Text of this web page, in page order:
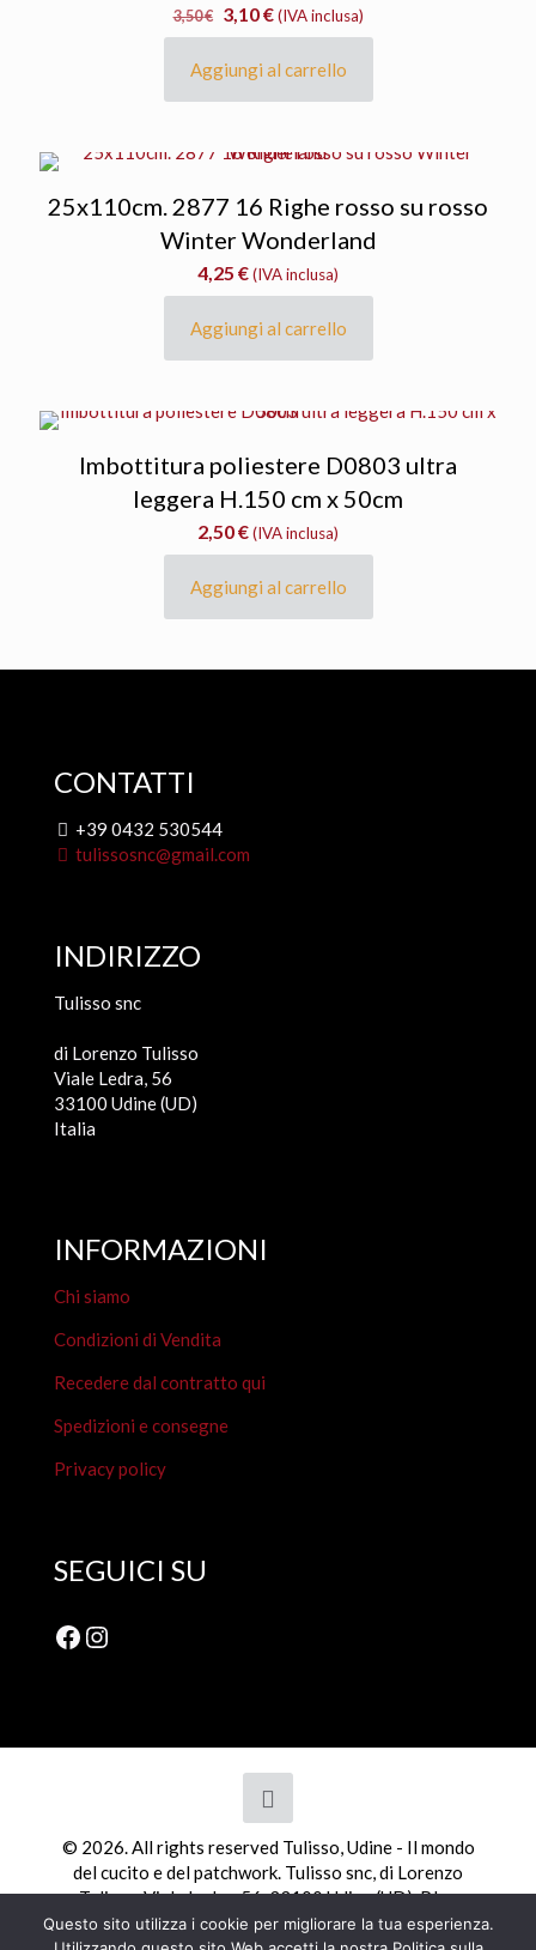
3,50€ Il
prezzo
originale
era:
3,10€Il
prezzo
attuale
(IVA inclusa)
Aggiungi al carrello
25x110cm. 2877 16 Righe rosso su rosso
Winter Wonderland
4,25 €(IVA inclusa)
Aggiungi al carrello
Imbottitura poliestere D0803 ultra
leggera H.150 cm x 50cm
2,50€(IVA inclusa)
Aggiungi al carrello
CONTATTI
+39 0432 530544
tulissosnc@gmail.com
INDIRIZZO
Tulisso snc
di Lorenzo Tulisso
Viale Ledra, 56
33100 Udine (UD)
Italia
INFORMAZIONI
Chi siamo
Condizioni di Vendita
Recedere dal contratto qui
Spedizioni e consegne
Privacy policy
SEGUICI SU
Facebook
Instagram
© 2026. All rights reserved Tulisso, Udine - Il mondo
del cucito e del patchwork. Tulisso snc, di Lorenzo
Tulisso, Viale Ledra, 56, 33100 Udine (UD). P.Iva
01798110308
Questo sito utilizza i cookie per migliorare la tua esperienza.